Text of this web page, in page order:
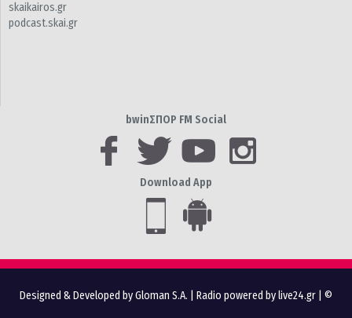
skaikairos.gr
podcast.skai.gr
bwinΣΠΟΡ FM Social
Download App
Designed & Developed by Gloman S.A. Radio powered by live24.gr | ©